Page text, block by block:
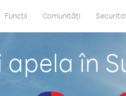
Funcții Comunități
în